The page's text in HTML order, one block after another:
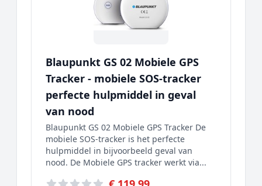
Blaupunkt GS 02 Mobiele GPS
Tracker - mobiele SOS-tracker
perfecte hulpmiddel in geval
van nood
Blaupunkt GS 02 Mobiele GPS Tracker De
mobiele SOS-tracker is het perfecte
hulpmiddel in bijvoorbeeld geval van
nood. De Mobiele GPS tracker werkt via...